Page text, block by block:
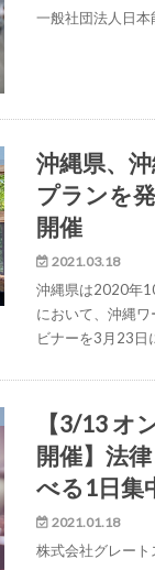
一般社団法人日本
沖縄県、
プランを
開催
2021.03.18
沖縄県は2020年
において、沖縄
ビナーを3月23日
【3/13 オ
開催】法
べる1日集
2021.01.18
株式会社グレート